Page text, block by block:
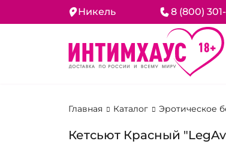
Никель 8 (800)
Главная Каталог Эротическое
Кетсьют Красный